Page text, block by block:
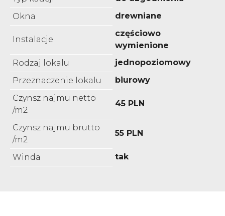
Okna
drewniane
Instalacje
częściowo
wymienione
Rodzaj lokalu
jednopoziomowy
Przeznaczenie lokalu
biurowy
Czynsz najmu netto
/m2
45 PLN
Czynsz najmu brutto
/m2
55 PLN
Winda tak